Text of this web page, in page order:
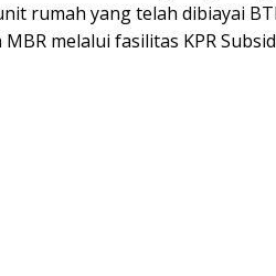
rumah yang telah dibiayai
melalui fasilitas KPR